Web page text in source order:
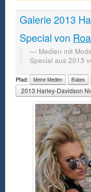
Galerie 2013
Special von
Medien mit
Special aus 2013
Pfad: Meine Medien Babes
2013 Harley-Davidson